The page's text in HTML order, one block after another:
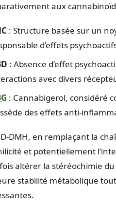
aux
: Structure basée sur un
d’effets
: Absence d’effet
avec divers
: Cannabigerol, considéré
des effets
DMH, en remplaçant la
et potentiellement
altérer la stéréochimie du
stabilité métabolique